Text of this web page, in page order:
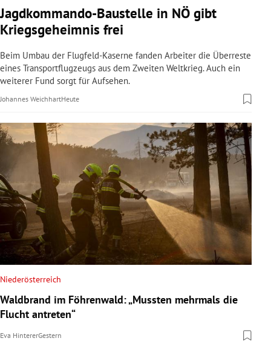
Jagdkommando-Baustelle in NÖ gibt
Kriegsgeheimnis frei
Beim Umbau der Flugfeld-Kaserne fanden Arbeiter die Überreste
eines Transportflugzeugs aus dem Zweiten Weltkrieg. Auch ein
weiterer Fund sorgt für Aufsehen.
Johannes WeichhartHeute
Niederösterreich
Waldbrand im Föhrenwald: „Mussten mehrmals die
Flucht antreten“
Eva HintererGestern